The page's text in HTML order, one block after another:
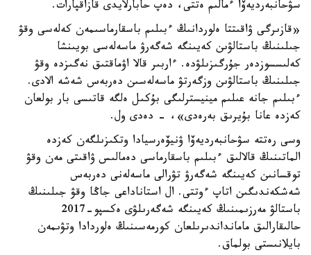
سۋحانبەرديەۆا ءمالىم ەتتى، دەپ حابارلايدى قازاقپارات.
«قازىرگى ۋاقىتتا ەلوردانىڭ ءبىلىم باسقارماسىمەن كەلەسى وقۋ
جىلىنىڭ باستالۋىن كەيىنگە شەگەرۋ ماسەلەسى بويىنشا
كەلىسسوزدەر جۇرگىزىلۋدە. ءاربىر قالا اۋماقتىق نەگىزدە وقۋ
جىلىنىڭ باستالۋىن وزگەرتۋ ماسەلەسىن دەربەس شەشە الادى.
ءبىلىم جانە عىلىم مينيسترلىگى بۇكىل ەلگە قاتىسى بار بولعان
كەزدە عانا بۇيرىق بەرەدى»، - دەدى ول.
وسى رەتتە سۋحانبەرديەۆا ۋنيۆەرسيادا وتكىزىلگەن كەزدە
الماتىنىڭ قالالىق ءبىلىم باسقارماسى دەمالىس ۋاقىتى مەن وقۋ
توقسانىن كەيىنگە شەگەرۋ تۋرالى ماسەلەنى دەربەس
شەشكەندىگىن اتاپ ءوتتى. ال استاناداعى جاڭا وقۋ جىلىنىڭ
باستالۋ مەرزىمىنىڭ كەيىنگە شەگەرىلۋى ەكسپو-2017
حالىقارالىق مامانداندىرىلعان كورمەسىنىڭ ەلوردادا وتۋىمەن
بايلانىستى بولماق.